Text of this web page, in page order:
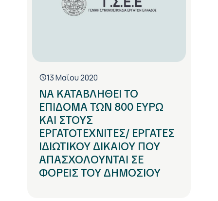
13 Μαΐου 2020
ΝΑ ΚΑΤΑΒΛΗΘΕΙ ΤΟ
ΕΠΙΔΟΜΑ ΤΩΝ 800 ΕΥΡΩ
ΚΑΙ ΣΤΟΥΣ
ΕΡΓΑΤΟΤΕΧΝΙΤΕΣ/ ΕΡΓΑΤΕΣ
ΙΔΙΩΤΙΚΟΥ ΔΙΚΑΙΟΥ ΠΟΥ
ΑΠΑΣΧΟΛΟΥΝΤΑΙ ΣΕ
ΦΟΡΕΙΣ ΤΟΥ ΔΗΜΟΣΙΟΥ